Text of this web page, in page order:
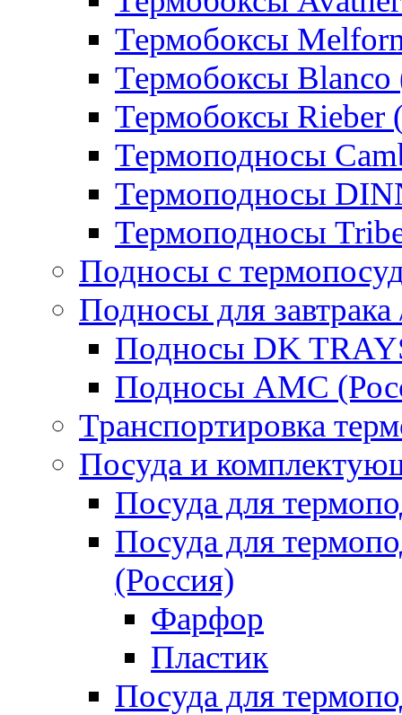
Термобоксы
Термобоксы Blanco
Термобоксы Rieber
Термоподносы
Термоподносы
Термоподносы
Подносы с
Подносы для завтрака
Подносы DK
Подносы AMC
Транспортировка
Посуда и
Посуда для
Посуда для
(Россия)
Фарфор
Пластик
Посуда для